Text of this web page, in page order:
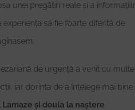
unei pregătiri reale și a
experiența să fie foarte diferită de
de urgență a venit cu multe
iar dorința de a înțelege mai bine
și doula la naștere.